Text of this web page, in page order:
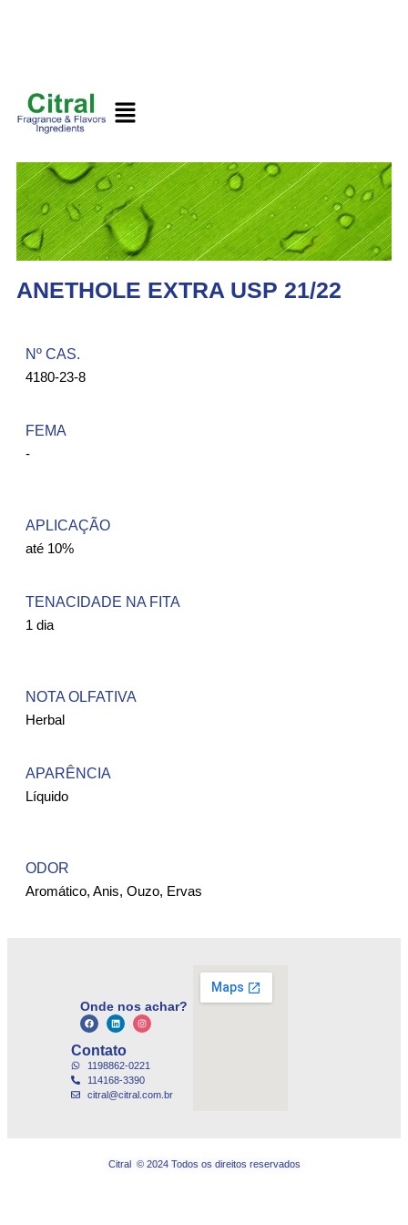
ANETHOLE EXTRA USP 21/22
Nº CAS.​
4180-23-8
FEMA ​
-
APLICAÇÃO
até 10%
TENACIDADE NA FITA
1 dia
NOTA OLFATIVA
Herbal
APARÊNCIA
Líquido
ODOR
Aromático, Anis, Ouzo, Ervas
Onde nos achar?
Contato
1198862-0221
114168-3390
citral@citral.com.br
Citral © 2024 Todos os direitos reservados